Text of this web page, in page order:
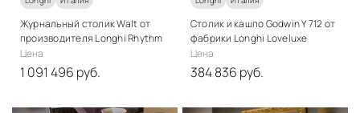
Журнальный столик Walt от
производителя Longhi Rhythm
Цена
1 091 496 руб.
Столик и кашпо Godwin Y 712 от
фабрики Longhi Loveluxe
Цена
384 836 руб.